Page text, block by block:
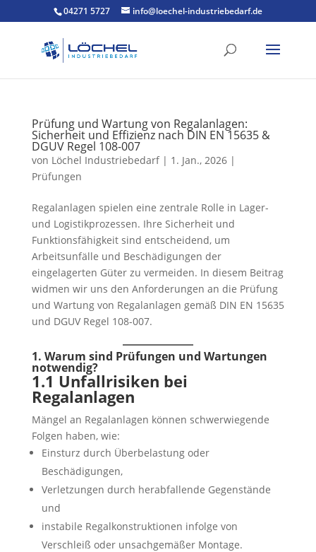
04271 5727 info@loechel-industriebedarf.de
Prüfung und Wartung von Regalanlagen:
Sicherheit und Effizienz nach DIN EN 15635 &
DGUV Regel 108-007
von Löchel Industriebedarf| 1. Jan., 2026|
Prüfungen
Regalanlagen spielen eine zentrale Rolle in Lager-
und Logistikprozessen. Ihre Sicherheit und
Funktionsfähigkeit sind entscheidend, um
Arbeitsunfälle und Beschädigungen der
eingelagerten Güter zu vermeiden. In diesem Beitrag
widmen wir uns den Anforderungen an die Prüfung
und Wartung von Regalanlagen gemäß DIN EN 15635
und DGUV Regel 108-007.
1. Warum sind Prüfungen und Wartungen
notwendig?
1.1 Unfallrisiken bei
Regalanlagen
Mängel an Regalanlagen können schwerwiegende
Folgen haben, wie:
Einsturz durch Überbelastung oder
Beschädigungen,
Verletzungen durch herabfallende Gegenstände
und
instabile Regalkonstruktionen infolge von
Verschleiß oder unsachgemäßer Montage.